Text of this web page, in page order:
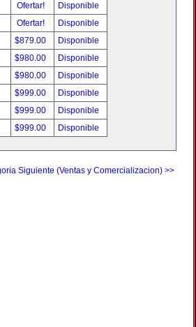
Ofertar!
Disponible
Ofertar!
Disponible
$879.00
Disponible
$980.00
Disponible
$980.00
Disponible
$999.00
Disponible
$999.00
Disponible
$999.00 Disponible
Siguiente (Ventas y Comercializacion) >>